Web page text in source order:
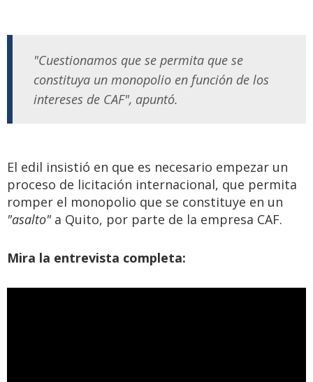
"Cuestionamos que se permita que se
constituya un monopolio en función de los
intereses de CAF", apuntó.
El edil insistió en que es necesario empezar un
proceso de licitación internacional, que permita
romper el monopolio que se constituye en un
"asalto"a Quito, por parte de la empresa CAF.
Mira la entrevista completa: